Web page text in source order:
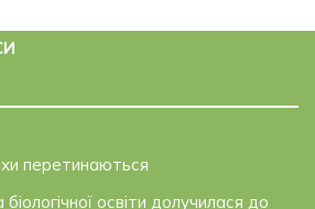
перетинаються
освіти долучилася до